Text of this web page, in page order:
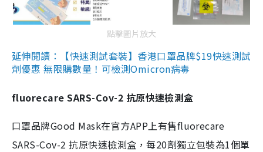
點擊圖片放大
延伸閱讀：【快速測試套裝】香港口罩品牌$19快速測試
劑優惠 無限購數量！可檢測Omicron病毒
fluorecare SARS-Cov-2 抗原快速檢測盒
口罩品牌Good Mask在官方APP上有售fluorecare
SARS-Cov-2 抗原快速檢測盒，每20劑獨立包裝為1個單